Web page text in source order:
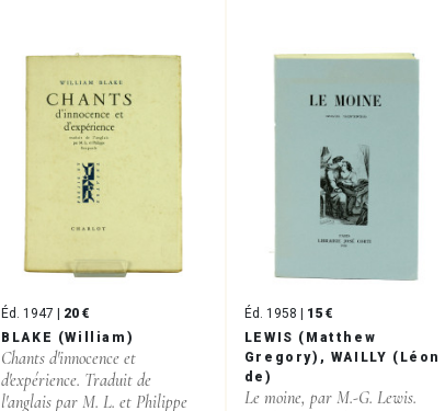
Éd. 1947 | 20 €
BLAKE (William)
Chants d'innocence et
d'expérience. Traduit de
l'anglais par M. L. et Philippe
Éd. 1958 | 15 €
LEWIS (Matthew
Gregory), WAILLY (Léon
de)
Le moine, par M.-G. Lewis.